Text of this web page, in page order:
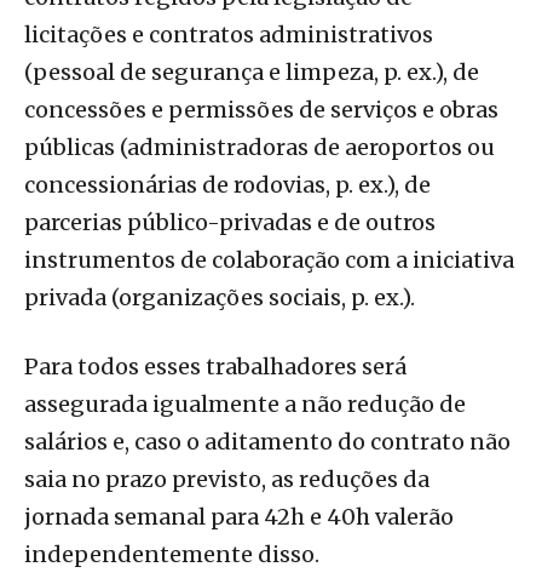
licitações e contratos administrativos
(pessoal de segurança e limpeza, p. ex.), de
concessões e permissões de serviços e obras
públicas (administradoras de aeroportos ou
concessionárias de rodovias, p. ex.), de
parcerias público-privadas e de outros
instrumentos de colaboração com a iniciativa
privada (organizações sociais, p. ex.).
Para todos esses trabalhadores será
assegurada igualmente a não redução de
salários e, caso o aditamento do contrato não
saia no prazo previsto, as reduções da
jornada semanal para 42h e 40h valerão
independentemente disso.